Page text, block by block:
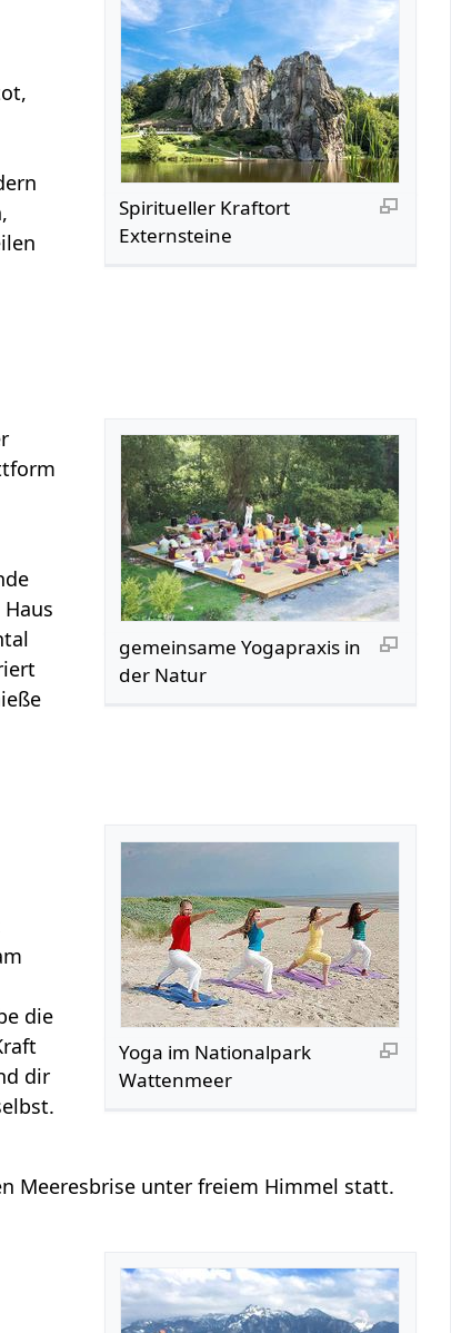
Spiritueller Kraftort
Externsteine
gemeinsame Yogapraxis in
der Natur
Yoga im Nationalpark
Wattenmeer
die
dir
Meeresbrise unter freiem Himmel statt.